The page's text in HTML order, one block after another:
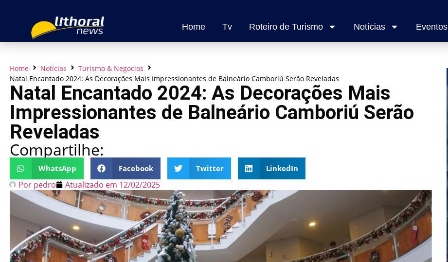
Home Tv Roteiro de Turismo Notícias Eventos
Home Notícias
Turismo & Negocios
Natal Encantado 2024: As Decorações Mais Impressionantes de Balneário Camboriú Serão Reveladas
Natal Encantado 2024: As Decorações Mais
Impressionantes de Balneário Camboriú Serão
Reveladas
Compartilhe:
WhatsApp Facebook Twitter LinkedIn
Por pedro Atualizado em 12/02/2025